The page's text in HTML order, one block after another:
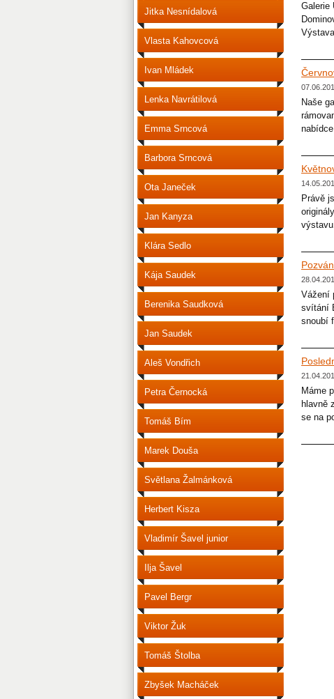
Galerie
Naše
Právě
Vážení
svítání
snoubí
Máme
hlavně
se na
Jitka Nesnídalová
Vlasta Kahovcová
Ivan Mládek
Lenka Navrátilová
Emma Srncová
Barbora Srncová
Ota Janeček
Jan Kanyza
Klára Sedlo
Kája Saudek
Berenika Saudková
Jan Saudek
Aleš Vondřich
Petra Černocká
Tomáš Bím
Marek Douša
Světlana Žalmánková
Herbert Kisza
Vladimír Šavel junior
Ilja Šavel
Pavel Bergr
Viktor Žuk
Tomáš Štolba
Zbyšek Macháček